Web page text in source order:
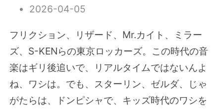
2026-04-05
フリクション、リザード、Mr.カイト、ミラー
ズ、S-KENらの東京ロッカーズ。この時代の音
楽はギリ後追いで、リアルタイムではないんよ
ね、ワシは。でも、スターリン、ゼルダ、じゃ
がたらは、ドンピシャで、キッズ時代のワシを